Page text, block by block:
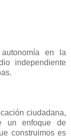
en la
independiente
ciudadana,
un enfoque de
construimos es